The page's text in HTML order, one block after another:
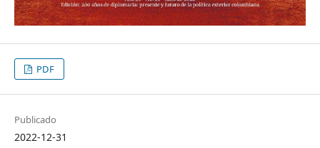
PDF
Publicado
2022-12-31